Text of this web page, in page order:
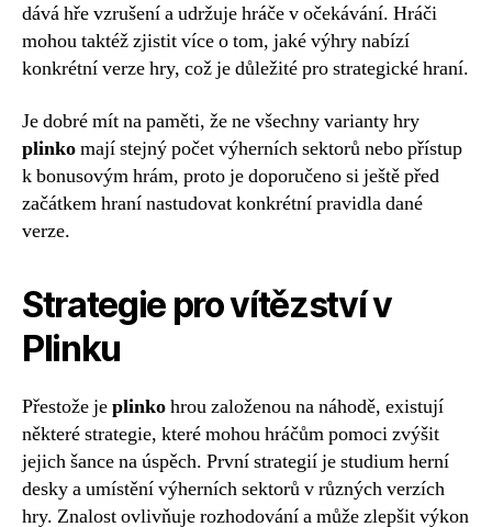
dává hře vzrušení a udržuje hráče v očekávání. Hráči
mohou taktéž zjistit více o tom, jaké výhry nabízí
konkrétní verze hry, což je důležité pro strategické hraní.
Je dobré mít na paměti, že ne všechny varianty hry
plinkomají stejný počet výherních sektorů nebo přístup
k bonusovým hrám, proto je doporučeno si ještě před
začátkem hraní nastudovat konkrétní pravidla dané
verze.
Strategie pro vítězství v
Plinku
Přestože jeplinkohrou založenou na náhodě, existují
některé strategie, které mohou hráčům pomoci zvýšit
jejich šance na úspěch. První strategií je studium herní
desky a umístění výherních sektorů v různých verzích
hry. Znalost ovlivňuje rozhodování a může zlepšit výkon